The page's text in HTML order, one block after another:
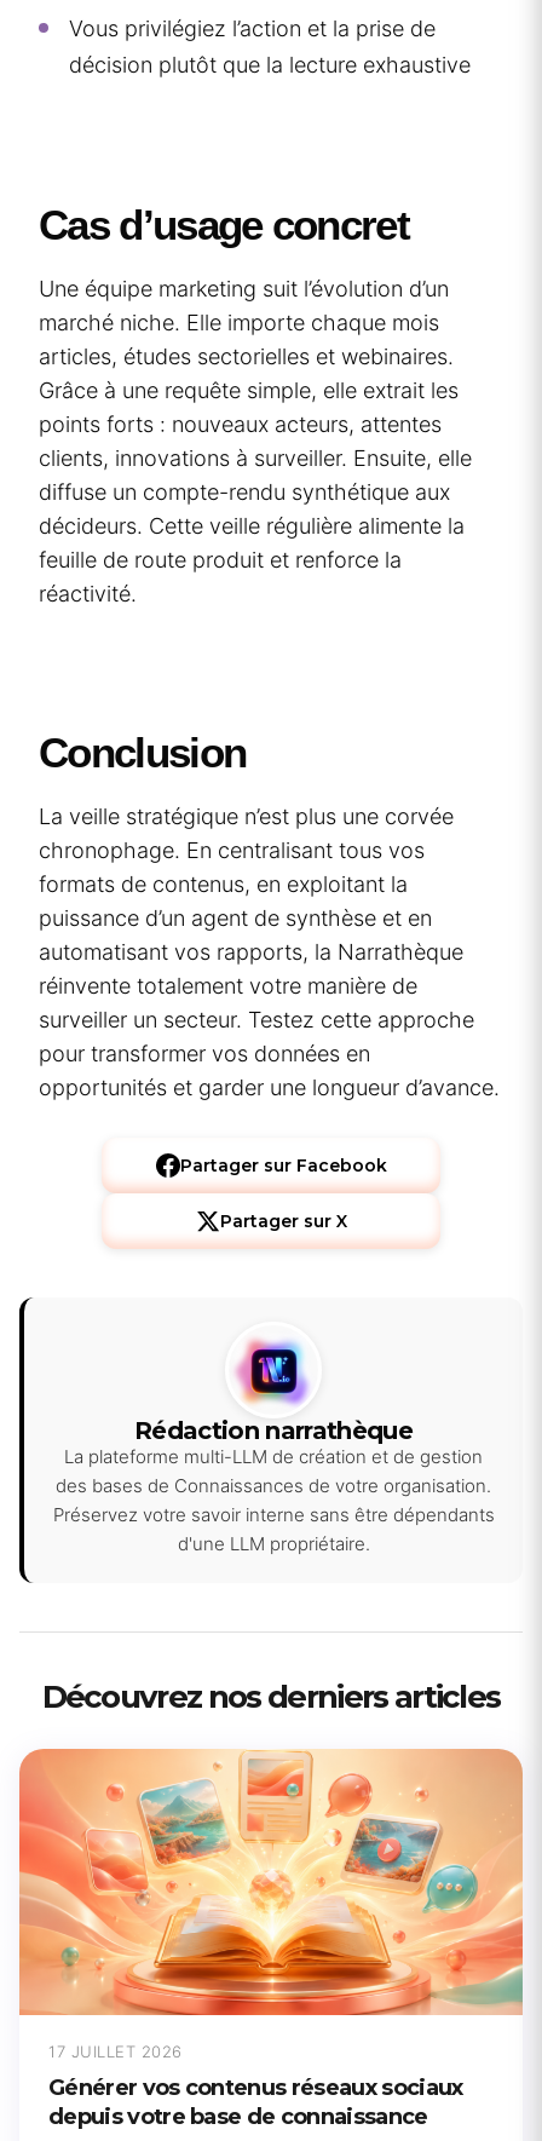
Vous privilégiez l’action et la prise de
décision plutôt que la lecture exhaustive
Cas d’usage concret
Une équipe marketing suit l’évolution d’un
marché niche. Elle importe chaque mois
articles, études sectorielles et webinaires.
Grâce à une requête simple, elle extrait les
points forts : nouveaux acteurs, attentes
clients, innovations à surveiller. Ensuite, elle
diffuse un compte-rendu synthétique aux
décideurs. Cette veille régulière alimente la
feuille de route produit et renforce la
réactivité.
Conclusion
La veille stratégique n’est plus une corvée
chronophage. En centralisant tous vos
formats de contenus, en exploitant la
puissance d’un agent de synthèse et en
automatisant vos rapports, la Narrathèque
réinvente totalement votre manière de
surveiller un secteur. Testez cette approche
pour transformer vos données en
opportunités et garder une longueur d’avance.
Partager sur Facebook
Partager sur X
Rédaction narrathèque
La plateforme multi-LLM de création et de gestion
des bases de Connaissances de votre organisation.
Préservez votre savoir interne sans être dépendants
d'une LLM propriétaire.
Découvrez nos derniers articles
17 JUILLET 2026
Générer vos contenus réseaux sociaux
depuis votre base de connaissance